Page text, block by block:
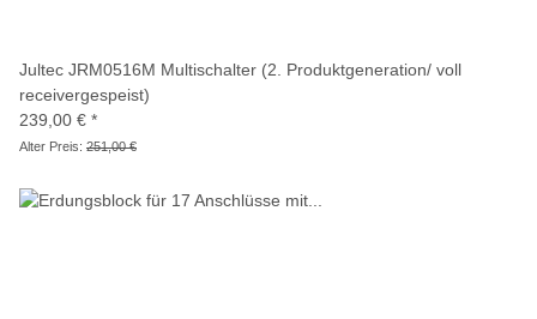
Jultec JRM0516M Multischalter (2. Produktgeneration/ voll
receivergespeist)
239,00 € *
Alter Preis: 251,00 €